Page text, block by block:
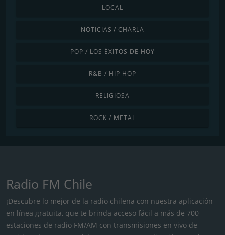
LOCAL
NOTICIAS / CHARLA
POP / LOS ÉXITOS DE HOY
R&B / HIP HOP
RELIGIOSA
ROCK / METAL
Radio FM Chile
¡Descubre lo mejor de la radio chilena con nuestra aplicación
en línea gratuita, que te brinda acceso fácil a más de 700
estaciones de radio FM/AM con transmisiones en vivo de